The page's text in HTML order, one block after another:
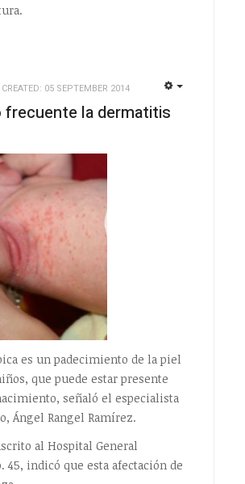
CREATED: 05 SEPTEMBER 2014
frecuente la dermatitis
es un padecimiento de la piel
que puede estar presente
señaló el especialista
Ángel Rangel Ramírez.
al Hospital General
45, indicó que esta afectación de